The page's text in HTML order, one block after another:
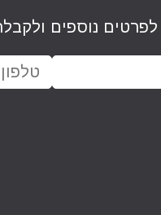
לפרטים נוספים